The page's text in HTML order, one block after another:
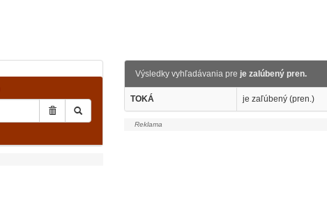
Výsledky vyhľadávania pre je zalúbený pren.
TOKÁ je zaľúbený (pren.)